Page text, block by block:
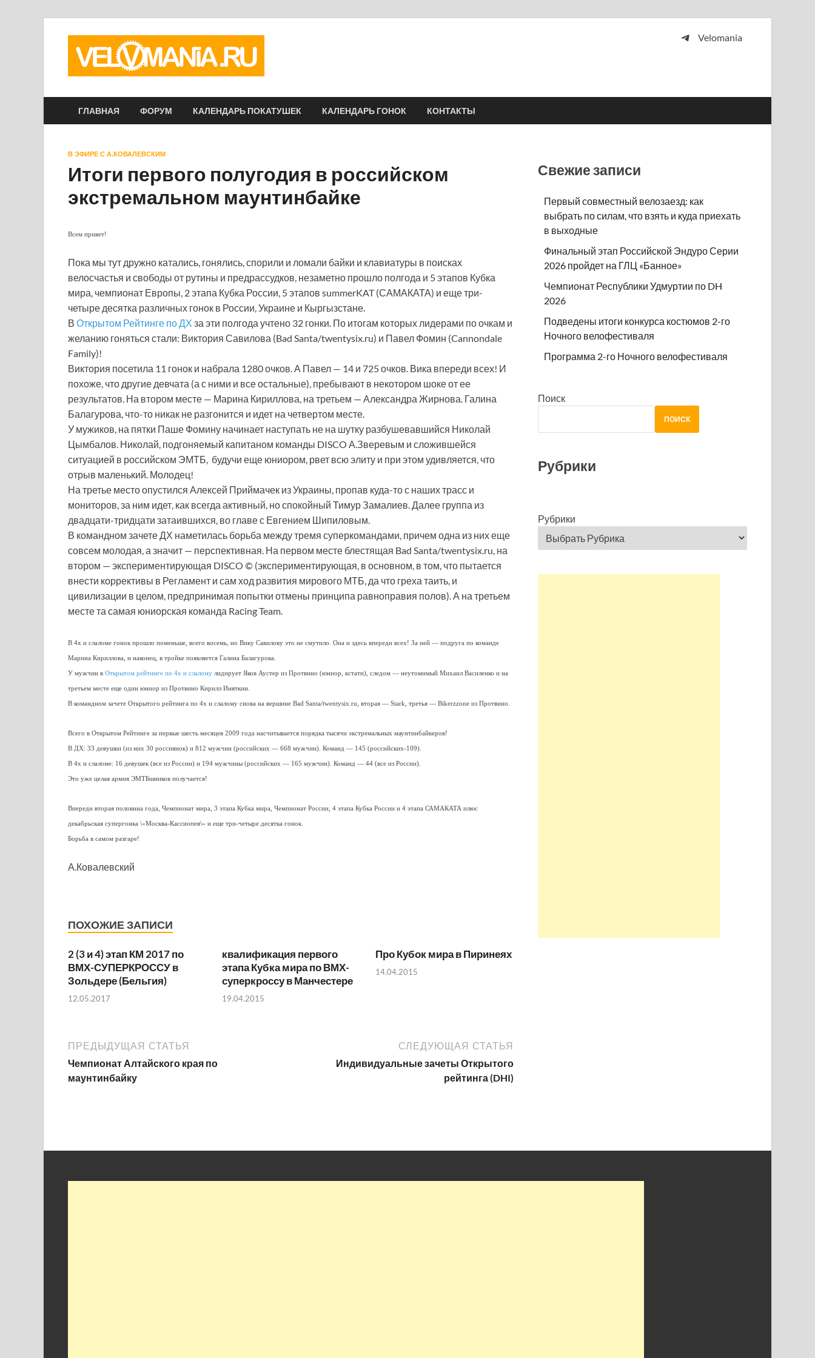
Velomania
ГЛАВНАЯ ФОРУМ КАЛЕНДАРЬ ПОКАТУШЕК КАЛЕНДАРЬ ГОНОК КОНТАКТЫ
В ЭФИРЕ С А.КОВАЛЕВСКИМ
Итоги первого полугодия в российском
экстремальном маунтинбайке
Всем привет!
Пока мы тут дружно катались, гонялись, спорили и ломали байки и клавиатуры в поисках
велосчастья и свободы от рутины и предрассудков, незаметно прошло полгода и 5 этапов Кубка
мира, чемпионат Европы, 2 этапа Кубка России, 5 этапов summerKAT (САМАКАТА) и еще три-
четыре десятка различных гонок в России, Украине и Кыргызстане.
В Открытом Рейтинге по ДХ за эти полгода учтено 32 гонки. По итогам которых лидерами по очкам и
желанию гоняться стали: Виктория Савилова (Bad Santa/twentysix.ru) и Павел Фомин (Cannondale
Family)!
Виктория посетила 11 гонок и набрала 1280 очков. А Павел — 14 и 725 очков. Вика впереди всех! И
похоже, что другие девчата (а с ними и все остальные), пребывают в некотором шоке от ее
результатов. На втором месте — Марина Кириллова, на третьем — Александра Жирнова. Галина
Балагурова, что-то никак не разгонится и идет на четвертом месте.
У мужиков, на пятки Паше Фомину начинает наступать не на шутку разбушевавшийся Николай
Цымбалов. Николай, подгоняемый капитаном команды DISCO А.Зверевым и сложившейся
ситуацией в российском ЭМТБ, будучи еще юниором, рвет всю элиту и при этом удивляется, что
отрыв маленький. Молодец!
На третье место опустился Алексей Приймачек из Украины, пропав куда-то с наших трасс и
мониторов, за ним идет, как всегда активный, но спокойный Тимур Замалиев. Далее группа из
двадцати-тридцати затаившихся, во главе с Евгением Шипиловым.
В командном зачете ДХ наметилась борьба между тремя суперкомандами, причем одна из них еще
совсем молодая, а значит — перспективная. На первом месте блестящая Bad Santa/twentysix.ru, на
втором — экспериментирующая DISCO © (экспериментирующая, в основном, в том, что пытается
внести коррективы в Регламент и сам ход развития мирового МТБ, да что греха таить, и
цивилизации в целом, предпринимая попытки отмены принципа равноправия полов). А на третьем
месте та самая юниорская команда Raсing Team.
В 4х и слаломе гонок прошло поменьше, всего восемь, но Вику Савилову это не смутило. Она и здесь впереди всех! За ней — подруга по команде
Марина Кириллова, и наконец, в тройке появляется Галина Балагурова.
У мужчин в Открытом рейтинге по 4х и слалому лидирует Яков Аустер из Протвино (юниор, кстати), следом — неутомимый Михаил Василенко и на
третьем месте еще один юниор из Протвино Кирилл Иняткин.
В командном зачете Открытого рейтинга по 4х и слалому снова на вершине Bad Santa/twentysix.ru, вторая — Stark, третья — Bikerzzone из Протвино.
Всего в Открытом Рейтинге за первые шесть месяцев 2009 года насчитывается порядка тысячи экстремальных маунтинбайкеров!
В ДХ: 33 девушки (из них 30 россиянок) и 812 мужчин (российских — 668 мужчин). Команд — 145 (российских-109).
В 4х и слаломе: 16 девушек (все из России) и 194 мужчины (российских — 165 мужчин). Команд — 44 (все из России).
Это уже целая армия ЭМТБшников получается!
Впереди вторая половина года, Чемпионат мира, 3 этапа Кубка мира, Чемпионат России, 4 этапа Кубка России и 4 этапа САМАКАТА плюс
декабрьская супергонка \»Москва-Кассиопея\» и еще три-четыре десятка гонок.
Борьба в самом разгаре!
А.Ковалевский
ПОХОЖИЕ ЗАПИСИ
2 (3 и 4) этап КМ 2017 по
ВМХ-СУПЕРКРОССУ в
Зольдере (Бельгия)
12.05.2017
квалификация первого
этапа Кубка мира по ВМХ-
суперкроссу в Манчестере
19.04.2015
Про Кубок мира в Пиринеях
14.04.2015
ПРЕДЫДУЩАЯ СТАТЬЯ
Чемпионат Алтайского края по
маунтинбайку
СЛЕДУЮЩАЯ СТАТЬЯ
Индивидуальные зачеты Открытого
рейтинга (DHI)
Свежие записи
Первый совместный велозаезд: как
выбрать по силам, что взять и куда приехать
в выходные
Финальный этап Российской Эндуро Серии
2026 пройдет на ГЛЦ «Банное»
Чемпионат Республики Удмуртии по DH
2026
Подведены итоги конкурса костюмов 2-го
Ночного велофестиваля
Программа 2-го Ночного велофестиваля
Поиск
ПОИСК
Рубрики
Рубрики